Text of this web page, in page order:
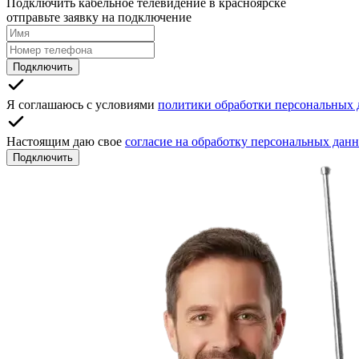
Подключить кабельное телевидение в красноярске
отправьте заявку на подключение
Подключить
Я соглашаюсь с условиями политики обработки персональных
Настоящим даю свое согласие на обработку персональных
Подключить